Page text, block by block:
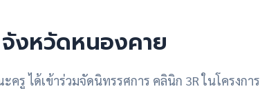
งหวัดหนองคาย
รู ได้เข้าร่วมจัดนิทรรศการ คลินิก 3R ในโครงการ